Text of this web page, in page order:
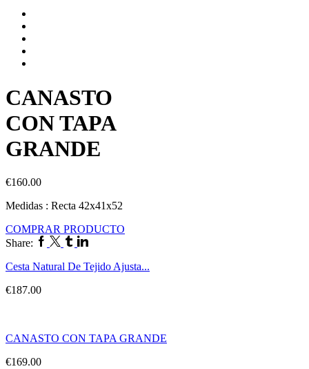
CANASTO
CON TAPA
GRANDE
€160.00
Medidas : Recta 42x41x52
COMPRAR PRODUCTO
Share:
Cesta Natural De Tejido Ajusta...
€187.00
CANASTO CON TAPA GRANDE
€169.00